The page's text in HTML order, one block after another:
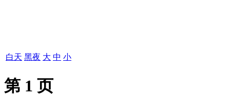
白天 黑夜 大 中 小
第 1 页